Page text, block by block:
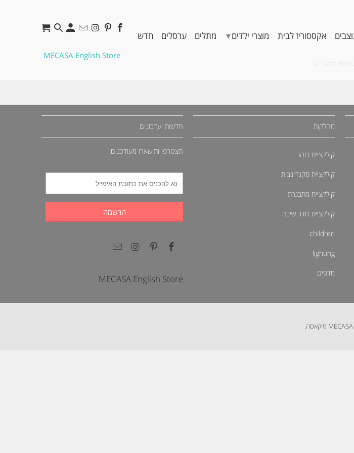
אקססוריז לבית מוצרי ילדים▾ מתלים ערסלים חדש
MECASA English Store
חדשות ועדכונים
הצטרפו ותישארו מעודכנים:
MECASA English Store
מחלקות
קולקציית בוהו
קולקציית סקנדינבית
קולקציית מתבגרת
קולקציית חדר שינה
children
lighting
מדפים
MECASA מיקאסה .